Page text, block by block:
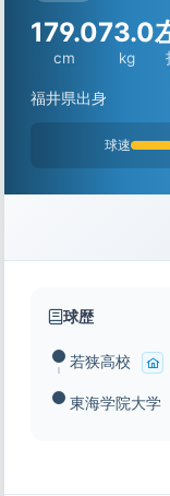
179.0
cm
73.0
kg
福井県出身
球速
球歴
若狭高校
東海学院大学